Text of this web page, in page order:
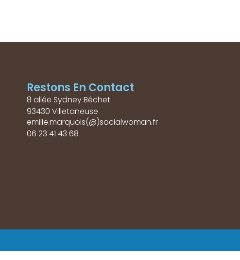
Restons En Contact
8 allée Sydney Béchet
93430 Villetaneuse
emilie.marquois(@)socialwoman.fr
06 23 41 43 68